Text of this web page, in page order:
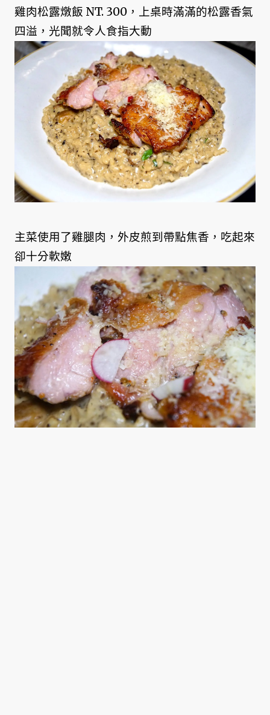
雞肉松露燉飯 NT. 300，上桌時滿滿的松露香氣
四溢，光聞就令人食指大動
主菜使用了雞腿肉，外皮煎到帶點焦香，吃起來
卻十分軟嫩